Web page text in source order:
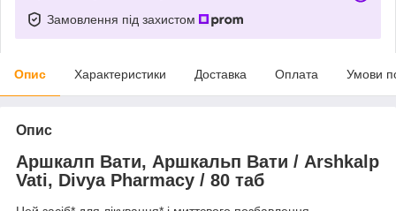
Замовлення під захистом
Опис Характеристики Доставка Оплата Умови
Опис
Аршкалп Вати, Аршкальп Вати / Arshkalp
Vati, Divya Pharmacy / 80 таб